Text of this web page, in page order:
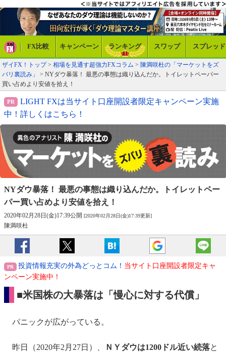
FX比較 キャンペーン ランキング スワップ スプレッド
ザイFX！トップ> 相場を見通す超強力FXコラム > 陳満咲杜の「マーケットをズ
バリ裏読み」
> NYダウ暴落！ 最悪の事態は織り込んだか。トイレットペーパー
買い占めより安値を拾え！
LIGHT FXは当サイト口座開設者限定キャンペーン実施
中！詳しくはこちら！
NYダウ暴落！ 最悪の事態は織り込んだか。
トイレットペー
パー買い占めより安値を拾え！
2020年02月28日(金)17:39公開 [2020年02月28日(金)17:39更新]
陳満咲杜
投資情報充実の外為どっとコム！ 当サイト口座開設者限定キャ
ンペーン実施中！
■米国株の大暴落は「慢心に対する代償」
パニックが広がっている。
昨日（2020年2月27日）、 ＮＹダウは1200ドル近い続落と